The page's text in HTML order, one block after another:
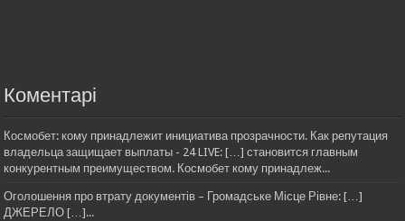
Коментарі
Космобет: кому принадлежит инициатива прозрачности. Как репутация
владельца защищает выплаты - 24 LIVE: […] становится главным
конкурентным преимуществом. Космобет кому принадлеж...
Оголошення про втрату документів – Громадське Місце Рівне: […]
ДЖЕРЕЛО […]...